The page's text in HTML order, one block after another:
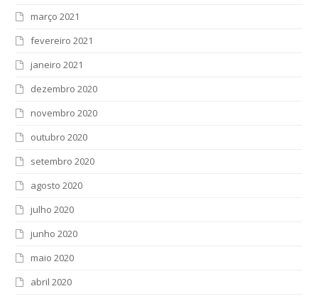
março 2021
fevereiro 2021
janeiro 2021
dezembro 2020
novembro 2020
outubro 2020
setembro 2020
agosto 2020
julho 2020
junho 2020
maio 2020
abril 2020